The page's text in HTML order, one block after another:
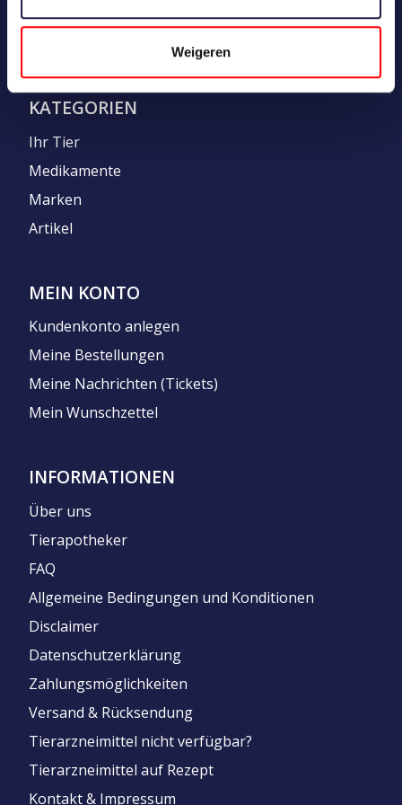
Weigeren
KATEGORIEN
Ihr Tier
Medikamente
Marken
Artikel
MEIN KONTO
Kundenkonto anlegen
Meine Bestellungen
Meine Nachrichten (Tickets)
Mein Wunschzettel
INFORMATIONEN
Über uns
Tierapotheker
FAQ
Allgemeine Bedingungen und Konditionen
Disclaimer
Datenschutzerklärung
Zahlungsmöglichkeiten
Versand & Rücksendung
Tierarzneimittel nicht verfügbar?
Tierarzneimittel auf Rezept
Kontakt & Impressum